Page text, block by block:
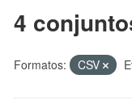
4
Formatos: CSV